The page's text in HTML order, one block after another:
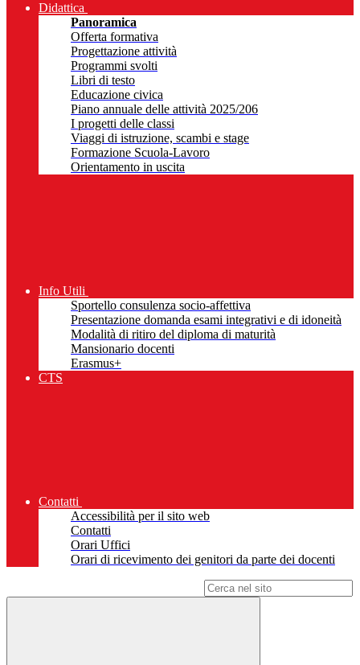
Didattica
Panoramica
Offerta formativa
Progettazione attività
Programmi svolti
Libri di testo
Educazione civica
Piano annuale delle attività 2025/206
I progetti delle classi
Viaggi di istruzione, scambi e stage
Formazione Scuola-Lavoro
Orientamento in uscita
Info Utili
Sportello consulenza socio-affettiva
Presentazione domanda esami integrativi e di idoneità
Modalità di ritiro del diploma di maturità
Mansionario docenti
Erasmus+
CTS
Contatti
Accessibilità per il sito web
Contatti
Orari Uffici
Orari di ricevimento dei genitori da parte dei docenti